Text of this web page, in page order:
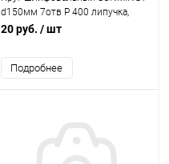
d150мм 7отв Р 400 липучка,
зелёный (корея)
20 руб. / шт
Подробнее